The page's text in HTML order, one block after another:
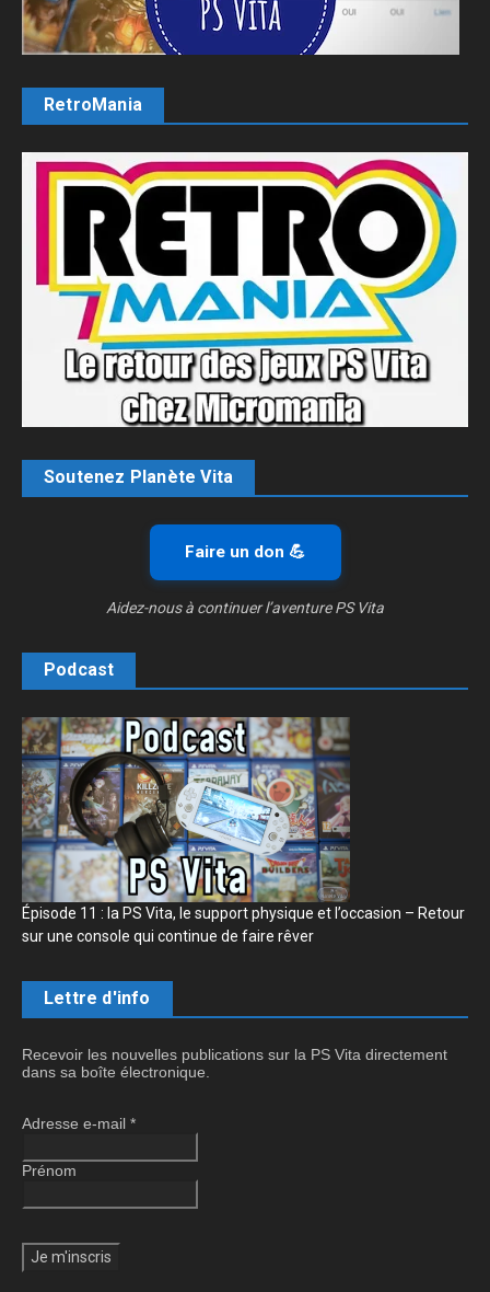
RetroMania
Soutenez Planète Vita
Faire un don 💪
Aidez-nous à continuer l’aventure PS Vita
Podcast
Épisode 11 : la PS Vita, le support physique et l’occasion – Retour
sur une console qui continue de faire rêver
Lettre d'info
Recevoir les nouvelles publications sur la PS Vita directement
dans sa boîte électronique.
Adresse e-mail *
Prénom